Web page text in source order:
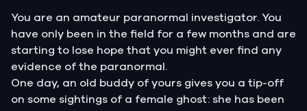
You are an amateur paranormal investigator. You
have only been in the field for a few months and are
starting to lose hope that you might ever find any
evidence of the paranormal.
One day, an old buddy of yours gives you a tip-off
on some sightings of a female ghost: she has been